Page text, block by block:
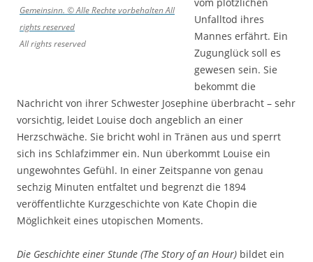
Gemeinsinn. © Alle Rechte vorbehaltenAll
rights reserved
All rights reserved
Unfalltod ihres
Mannes erfährt. Ein
Zugunglück soll es
gewesen sein. Sie
bekommt die
Nachricht von ihrer Schwester Josephine überbracht – sehr
vorsichtig, leidet Louise doch angeblich an einer
Herzschwäche. Sie bricht wohl in Tränen aus und sperrt
sich ins Schlafzimmer ein. Nun überkommt Louise ein
ungewohntes Gefühl. In einer Zeitspanne von genau
sechzig Minuten entfaltet und begrenzt die 1894
veröffentlichte Kurzgeschichte von Kate Chopin die
Möglichkeit eines utopischen Moments.
Die Geschichte einer Stunde (The Story of an Hour) bildet ein